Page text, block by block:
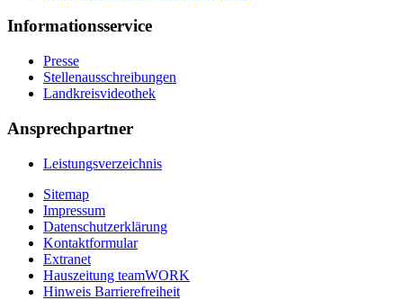
Informationsservice
Presse
Stellenausschreibungen
Landkreisvideothek
Ansprechpartner
Leistungsverzeichnis
Sitemap
Impressum
Datenschutzerklärung
Kontaktformular
Extranet
Hauszeitung teamWORK
Hinweis Barrierefreiheit